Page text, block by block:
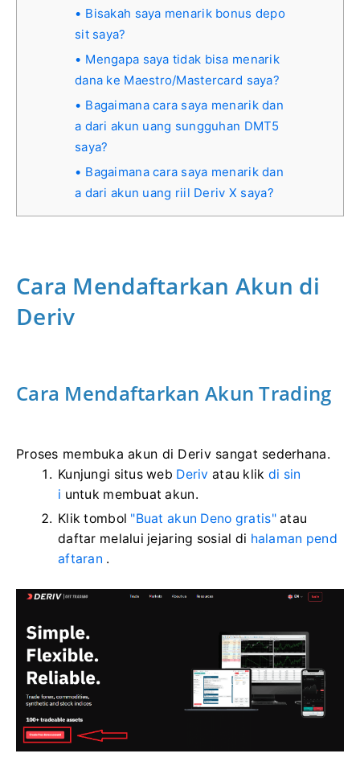
Bisakah saya menarik bonus depo
sit saya?
Mengapa saya tidak bisa menarik
dana ke Maestro/Mastercard saya?
Bagaimana cara saya menarik dan
a dari akun uang sungguhan DMT5
saya?
Bagaimana cara saya menarik dan
a dari akun uang riil Deriv X saya?
Cara Mendaftarkan Akun di
Deriv
Cara Mendaftarkan Akun Trading
Proses membuka akun di Deriv sangat sederhana.
Kunjungi situs web Deriv atau klik di sin
i untuk membuat akun.
Klik tombol "Buat akun Deno gratis"atau
daftar melalui jejaring sosial di halaman pend
aftaran .